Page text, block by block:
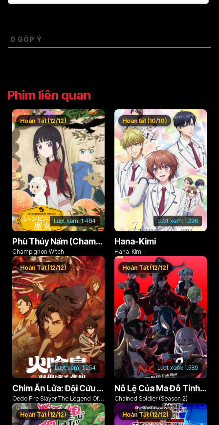
0 GÓP Ý
Phim liên quan
Lượt xem:1.484
Hoàn Tất (12/12)
Phù Thủy Nấm (Champignon no Majo)
Champignon Witch
Lượt xem: 1.396
Hoàn tất (10/10)
Hana-Kimi
Hana-Kimi
Lượt xem:1.254
Hoàn Tất (12/12)
Chim Ăn Lửa: Đội Cứu Hỏa Rách Rưới Vùng Ushu
Oedo Fire Slayer The Legend Of
Phoenix
Lượt xem:1.589
Hoàn Tất (12/12)
Nô Lệ Của Ma Đô Tinh Binh (Phần 2)
Chained Soldier (Season 2)
Hoàn Tất (12/12) Hoàn Tất (12/12)